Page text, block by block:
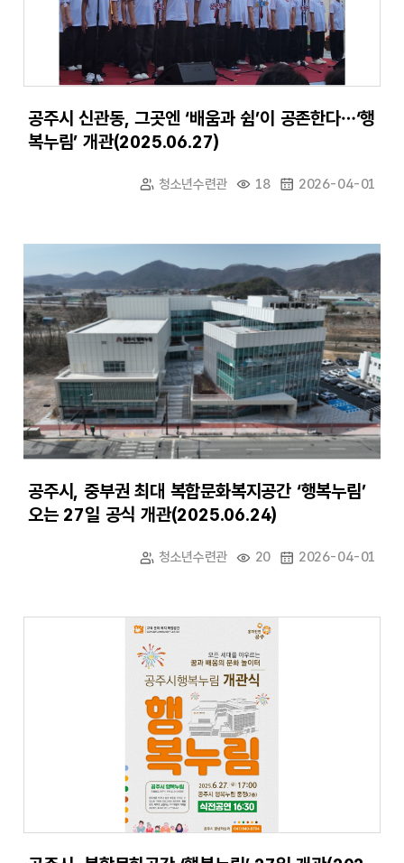
공주시 신관동, 그곳엔 ‘배움과 쉼’이 공존한다…‘행
복누림’ 개관(2025.06.27)
청소년수련관 18 2026-04-01
공주시, 중부권 최대 복합문화복지공간 ‘행복누림’
오는 27일 공식 개관(2025.06.24)
청소년수련관 20 2026-04-01